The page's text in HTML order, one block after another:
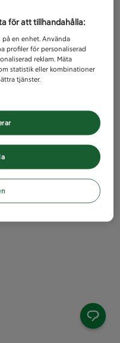
för att tillhandahålla:
en enhet. Använda
profiler för personaliserad
reklam. Mäta
statistik eller kombinationer
tjänster.